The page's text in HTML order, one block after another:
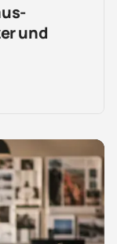
und